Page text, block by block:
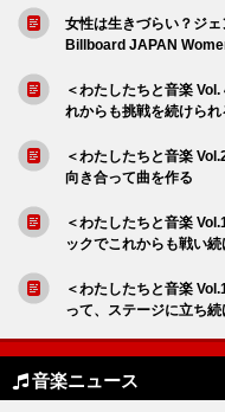
女性は生きづらい？ジ
Billboard JAPAN
＜わたしたちと音楽
れからも挑戦を続けられ
＜わたしたちと音楽
向き合って曲を作る
＜わたしたちと音楽
ックでこれからも戦い続
＜わたしたちと音楽
って、ステージに立ち続
音楽ニュース